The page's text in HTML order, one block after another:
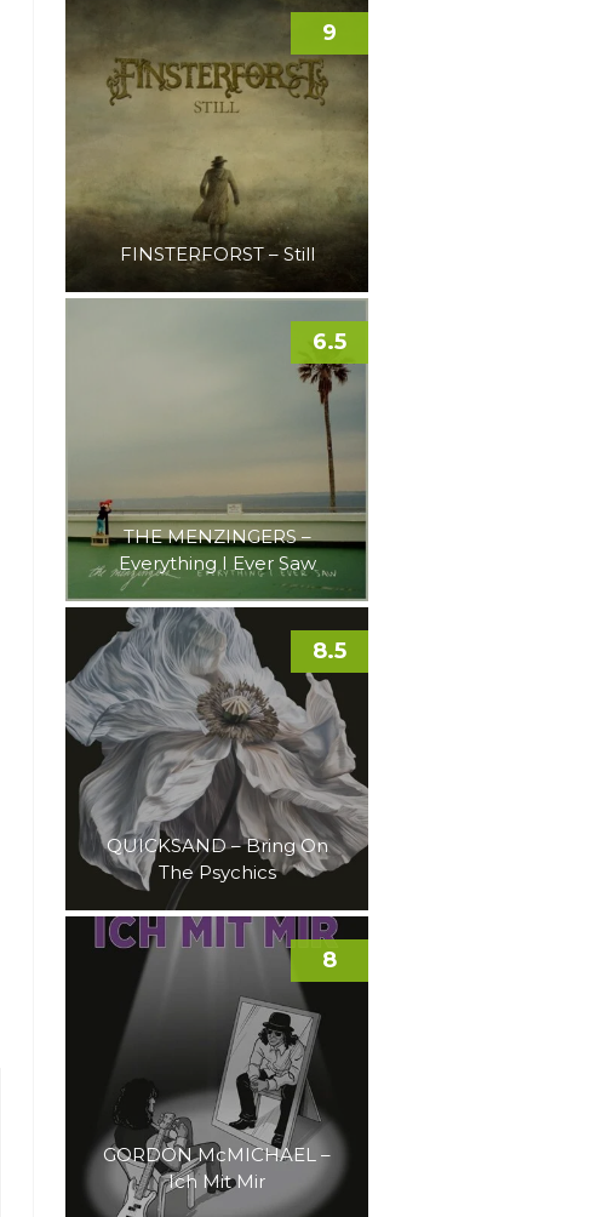
FINSTERFORST – Still
9
THE MENZINGERS –
Everything I Ever Saw
6.5
QUICKSAND – Bring On
The Psychics
8.5
GORDON McMICHAEL –
Ich Mit Mir
8